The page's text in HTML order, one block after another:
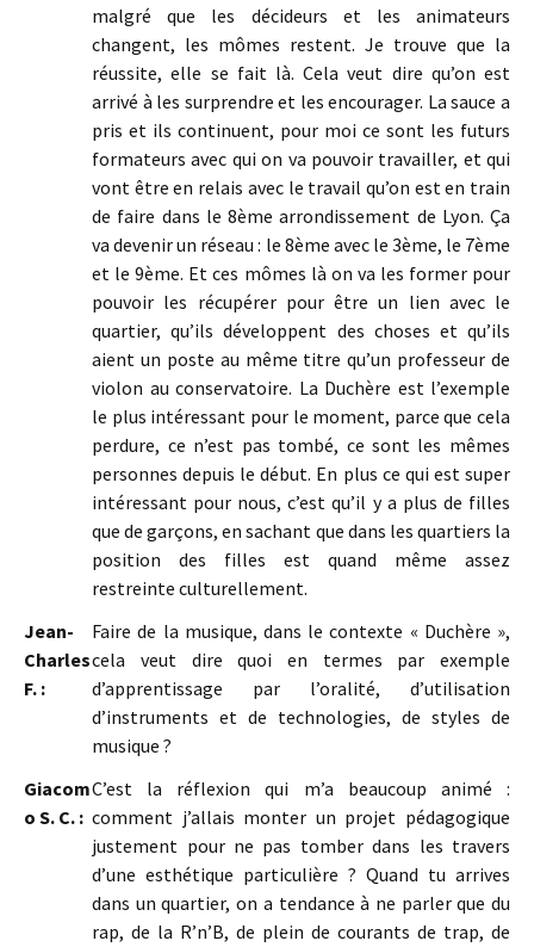
malgré que les décideurs et les animateurs
changent, les mômes restent. Je trouve que la
réussite, elle se fait là. Cela veut dire qu’on est
arrivé à les surprendre et les encourager. La sauce a
pris et ils continuent, pour moi ce sont les futurs
formateurs avec qui on va pouvoir travailler, et qui
vont être en relais avec le travail qu’on est en train
de faire dans le 8ème arrondissement de Lyon. Ça
va devenir un réseau : le 8ème avec le 3ème, le 7ème
et le 9ème. Et ces mômes là on va les former pour
pouvoir les récupérer pour être un lien avec le
quartier, qu’ils développent des choses et qu’ils
aient un poste au même titre qu’un professeur de
violon au conservatoire. La Duchère est l’exemple
le plus intéressant pour le moment, parce que cela
perdure, ce n’est pas tombé, ce sont les mêmes
personnes depuis le début. En plus ce qui est super
intéressant pour nous, c’est qu’il y a plus de filles
que de garçons, en sachant que dans les quartiers la
position des filles est quand même assez
restreinte culturellement.
Jean-
Charles
F. :
Faire de la musique, dans le contexte « Duchère »,
cela veut dire quoi en termes par exemple
d’apprentissage par l’oralité, d’utilisation
d’instruments et de technologies, de styles de
musique ?
Giacom
o S. C. :
C’est la réflexion qui m’a beaucoup animé :
comment j’allais monter un projet pédagogique
justement pour ne pas tomber dans les travers
d’une esthétique particulière ? Quand tu arrives
dans un quartier, on a tendance à ne parler que du
rap, de la R’n’B, de plein de courants de trap, de